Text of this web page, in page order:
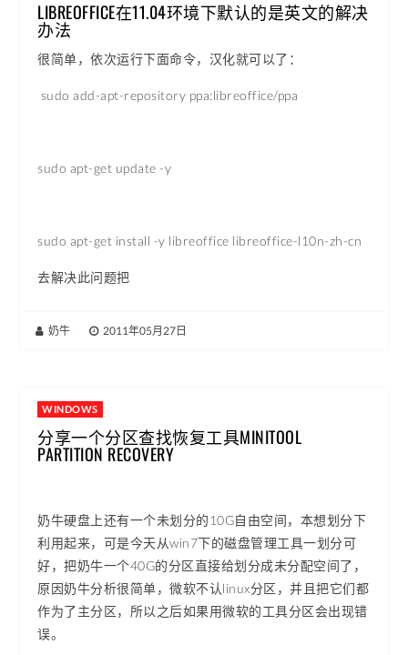
LIBREOFFICE在11.04环境下默认的是英文的解决
办法
很简单，依次运行下面命令，汉化就可以了：
sudo add-apt-repository ppa:libreoffice/ppa
sudo apt-get update -y
sudo apt-get install -y libreoffice libreoffice-l10n-zh-cn
去解决此问题把
奶牛 2011年05月27日
WINDOWS
分享一个分区查找恢复工具MINITOOL
PARTITION RECOVERY
奶牛硬盘上还有一个未划分的10G自由空间，本想划分下
利用起来，可是今天从win7下的磁盘管理工具一划分可
好，把奶牛一个40G的分区直接给划分成未分配空间了，
原因奶牛分析很简单，微软不认linux分区，并且把它们都
作为了主分区，所以之后如果用微软的工具分区会出现错
误。